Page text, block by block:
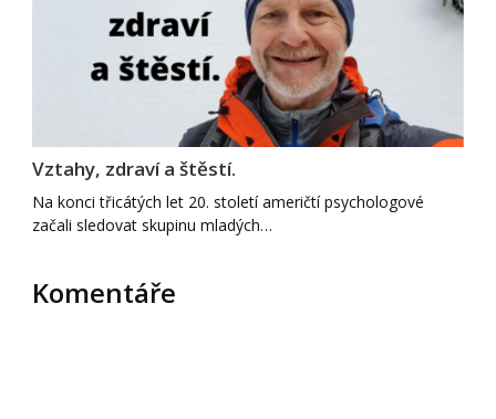
Vztahy, zdraví a štěstí.
Na konci třicátých let 20. století američtí psychologové
začali sledovat skupinu mladých…
Komentáře